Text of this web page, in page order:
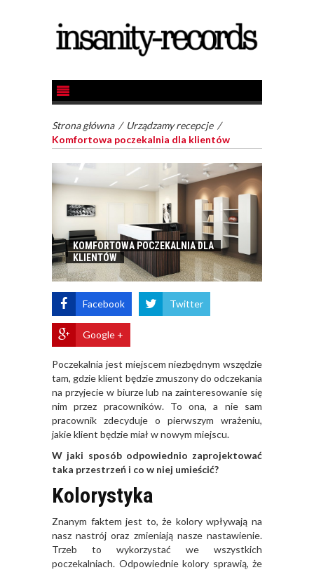
Strona główna / Urządzamy recepcje /
Komfortowa poczekalnia dla klientów
KOMFORTOWA POCZEKALNIA DLA
KLIENTÓW
Facebook Twitter
Google +
Poczekalnia jest miejscem niezbędnym wszędzie
tam, gdzie klient będzie zmuszony do odczekania
na przyjecie w biurze lub na zainteresowanie się
nim przez pracowników. To ona, a nie sam
pracownik zdecyduje o pierwszym wrażeniu,
jakie klient będzie miał w nowym miejscu.
W jaki sposób odpowiednio zaprojektować
taka przestrzeń i co w niej umieścić?
Kolorystyka
Znanym faktem jest to, że kolory wpływają na
nasz nastrój oraz zmieniają nasze nastawienie.
Trzeb to wykorzystać we wszystkich
poczekalniach. Odpowiednie kolory sprawią, że